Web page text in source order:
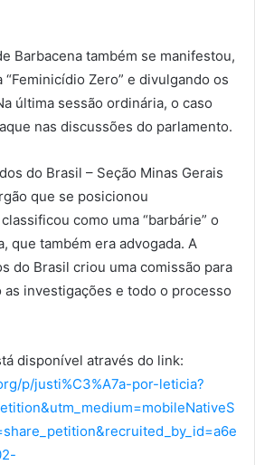
Barbacena também se manifestou,
“Feminicídio Zero” e divulgando os
última sessão ordinária, o caso
nas discussões do parlamento.
do Brasil – Seção Minas Gerais
que se posicionou
como uma “barbárie” o
que também era advogada. A
do Brasil criou uma comissão para
investigações e todo o processo
disponível através do link:
p/justi%C3%A7a-por-leticia?